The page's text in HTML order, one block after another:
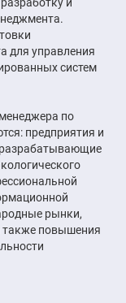
для управления
систем
по
предприятия и
разрабатывающие
рынки,
также повышения